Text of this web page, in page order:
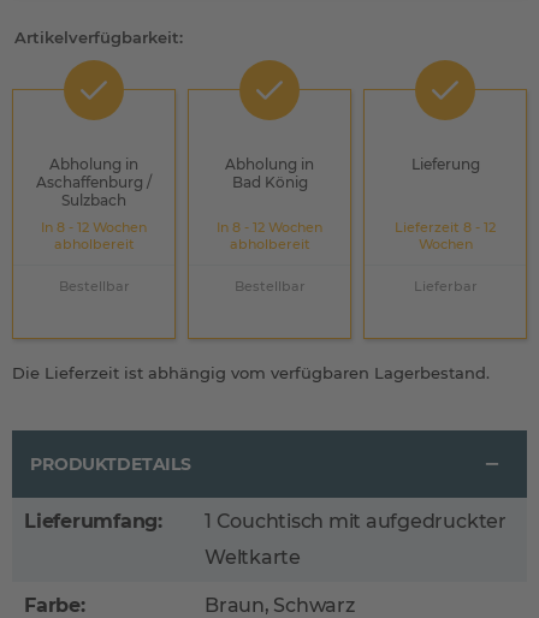
Artikelverfügbarkeit:
Abholung in
Aschaffenburg /
Sulzbach
In 8 - 12 Wochen
abholbereit
Bestellbar
Abholung in
Bad König
In 8 - 12 Wochen
abholbereit
Bestellbar
Lieferung
Lieferzeit 8 - 12
Wochen
Lieferbar
Die Lieferzeit ist abhängig vom verfügbaren Lagerbestand.
PRODUKTDETAILS
Lieferumfang:
1 Couchtisch mit aufgedruckter
Weltkarte
Farbe: Braun, Schwarz